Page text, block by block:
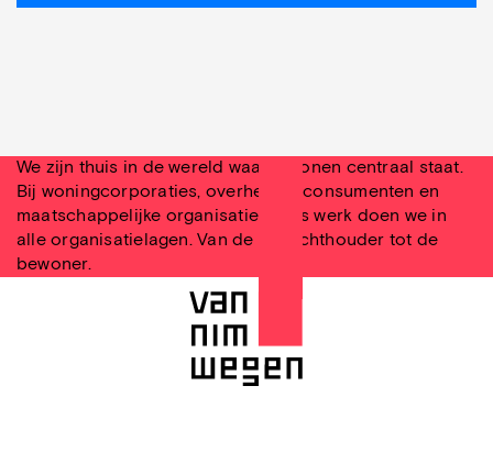
We zijn thuis in de wereld waarin wonen centraal staat.
Bij woningcorporaties, overheden, consumenten en
maatschappelijke organisaties. Ons werk doen we in
alle organisatielagen. Van de toezichthouder tot de
bewoner.